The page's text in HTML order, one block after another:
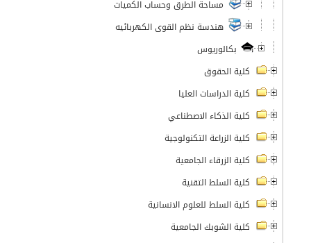
مساحة الطرق وحساب الكميات
هندسة نظم القوى الكهربائيه
بكالوريوس
كلية الحقوق
كلية الدراسات العليا
كلية الذكاء الاصطناعي
كلية الزراعة التكنولوجية
كلية الزرقاء الجامعية
كلية السلط التقنية
كلية السلط للعلوم الانسانية
كلية الشوبك الجامعية